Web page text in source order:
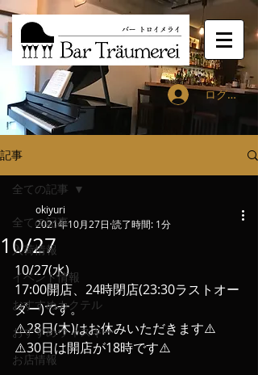
ログイン
記事
全ての記事
入荷情報
イベント情報
おすすめカクテル
おすすめウィスキー
お店情報
全ての記事
10/27
okiyuri
2021年10月27日 読了時間: 1分
10/27(水)
17:00開店、24時閉店(23:30ラストオー
ダー)です。
⚠️28日(木)はお休みいただきます⚠️
⚠️30日は開店が18時です⚠️